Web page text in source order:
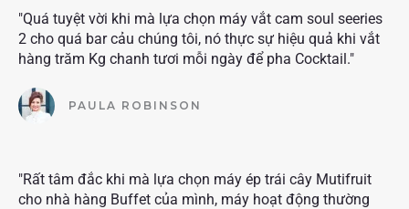
"Quá tuyệt vời khi mà lựa chọn máy vắt cam soul seeries
2 cho quá bar cảu chúng tôi, nó thực sự hiệu quả khi vắt
hàng trăm Kg chanh tươi mỗi ngày để pha Cocktail."
PAULA ROBINSON
"Rất tâm đắc khi mà lựa chọn máy ép trái cây Mutifruit
cho nhà hàng Buffet của mình, máy hoạt động thường